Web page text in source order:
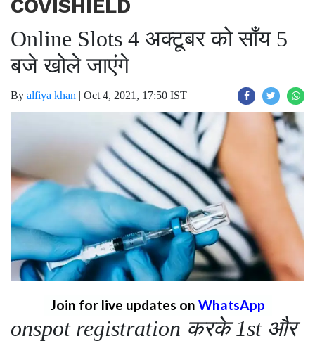
COVISHIELD
Online Slots 4 अक्टूबर को साँय 5
बजे खोले जाएंगे
By alfiya khan | Oct 4, 2021, 17:50 IST
Join for live updates on WhatsApp
onspot registration करके 1st और